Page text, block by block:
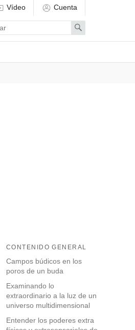
Vídeo Cuenta
Search
CONTENIDO GENERAL
Campos búdicos en los
poros de un buda
Examinando lo
extraordinario a la luz de un
universo multidimensional
Entender los poderes extra